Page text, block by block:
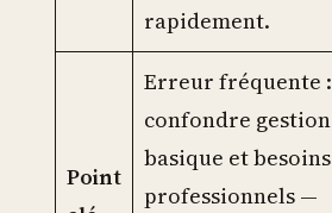
rapidement.
Point
Erreur fréquente :
confondre gestion
basique et besoins
professionnels —